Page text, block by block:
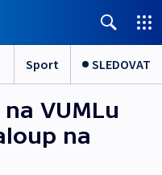
Sport SLEDOVAT
VUMLu
na